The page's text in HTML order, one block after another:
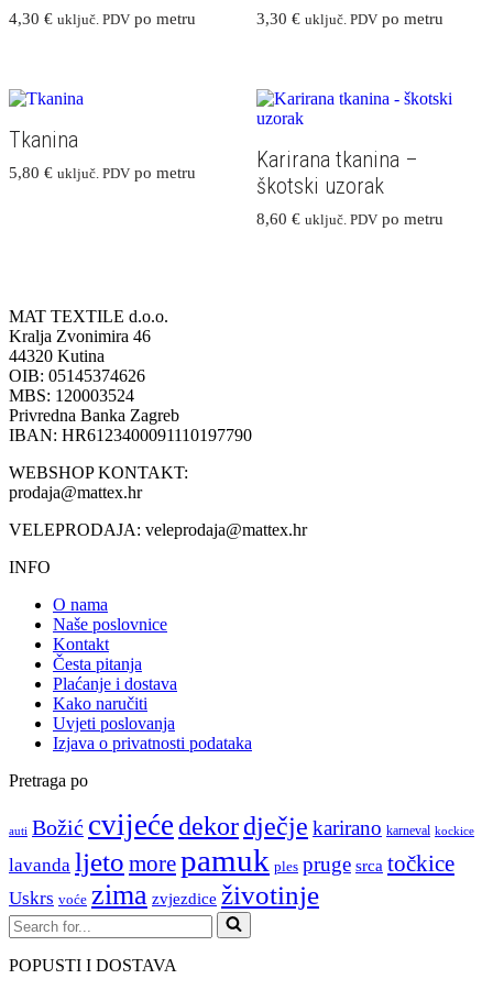
4,30 € uključ. PDV po metru 3,30 € uključ. PDV po metru
Tkanina
5,80 € uključ. PDV po metru
Karirana tkanina –
škotski uzorak
8,60 € uključ. PDV po metru
MAT TEXTILE d.o.o.
Kralja Zvonimira 46
44320 Kutina
OIB: 05145374626
MBS: 120003524
Privredna Banka Zagreb
IBAN: HR6123400091110197790
WEBSHOP KONTAKT:
prodaja@mattex.hr
VELEPRODAJA: veleprodaja@mattex.hr
INFO
O nama
Naše poslovnice
Kontakt
Česta pitanja
Plaćanje i dostava
Kako naručiti
Uvjeti poslovanja
Izjava o privatnosti podataka
Pretraga po
auti Božić cvijećedekordječje karirano karneval kockice
lavanda ljeto morepamuk ples pruge srca točkice
Uskrs voće zima zvjezdice životinje
Search
for...
POPUSTI I DOSTAVA